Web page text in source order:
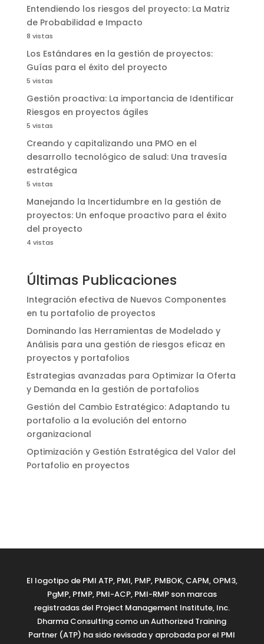
Entendiendo los riesgos del proyecto: La Matriz
de Probabilidad e Impacto
8 vistas
Los Estándares en la gestión de proyectos:
Guías para el éxito del proyecto
5 vistas
Gestión proactiva: La importancia de Identificar
Riesgos en proyectos ágiles
5 vistas
Creando y capitalizando una PMO en el
desarrollo tecnológico de salud: Una travesía
estratégica
5 vistas
Manejando la Incertidumbre en la gestión de
proyectos: Un enfoque proactivo para el éxito
del proyecto
4 vistas
Últimas Publicaciones
Integración efectiva de Nuevos Componentes
en tu portafolio de proyectos
Dominando las Herramientas de Modelado y
Análisis para una gestión de riesgos eficaz en
proyectos y portafolios
Estrategias avanzadas para Optimizar la Oferta
y Demanda en la gestión de portafolios
Gestión del Cambio Estratégico: Adaptando tu
portafolio a la evolución del entorno
organizacional
Optimización y Gestión Estratégica del Valor del
Portafolio en proyectos
El logotipo de PMI ATP, PMI, PMP, PMBOK, CAPM, OPM3,
PgMP, PfMP, PMI-ACP, PMI-RMP son marcas
registradas del Project Management Institute, Inc.
Dharma Consulting como un Authorized Training
Partner (ATP) ha sido revisada y aprobada por el PMI